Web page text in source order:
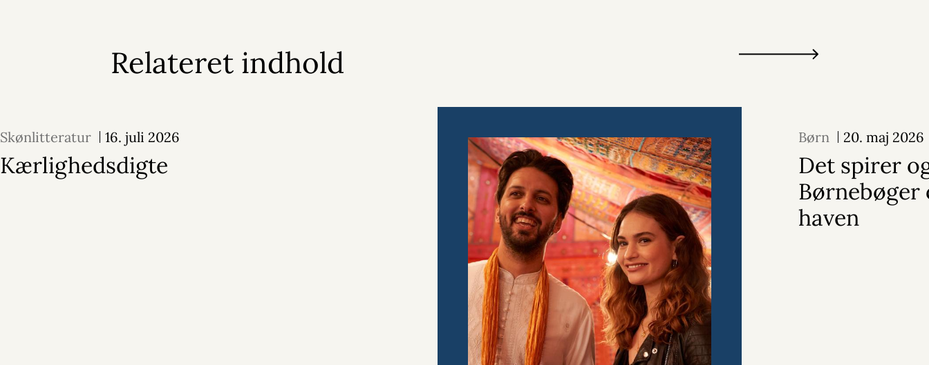
Relateret indhold
Skønlitteratur 16. juli 2026
Kærlighedsdigte
Børn 20. maj 2026
Det spirer
Børnebøger
haven